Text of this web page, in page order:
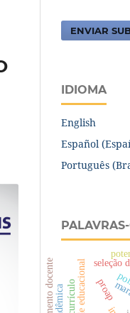
ENVIAR
IDIOMA
English
Español
Português
proap
seleção